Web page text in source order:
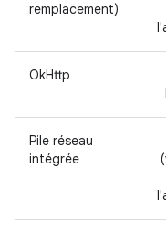
remplacement)
OkHttp
Pile réseau
intégrée